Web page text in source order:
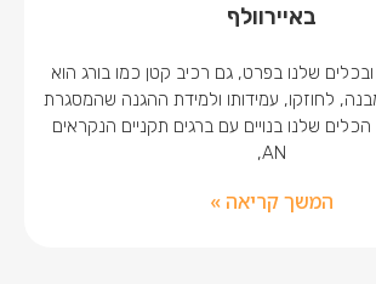
באיירוולף
שלנו בפרט, גם רכיב קטן כמו בורג הוא
לחוזקו, עמידותו ולמידת ההגנה שהמסגרת
הכלים שלנו בנויים עם ברגים תקניים הנקראים
AN,
המשך קריאה »